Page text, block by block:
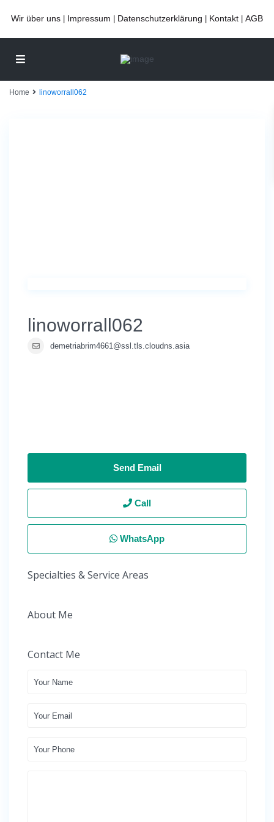
Wir über uns Impressum Datenschutzerklärung Kontakt AGB
Home linoworrall062
linoworrall062
demetriabrim4661@ssl.tls.cloudns.asia
Send Email
Call
WhatsApp
Specialties & Service Areas
About Me
Contact Me